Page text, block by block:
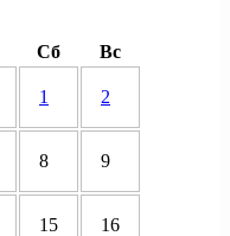
Сб Вс
1 2
8 9
15 16